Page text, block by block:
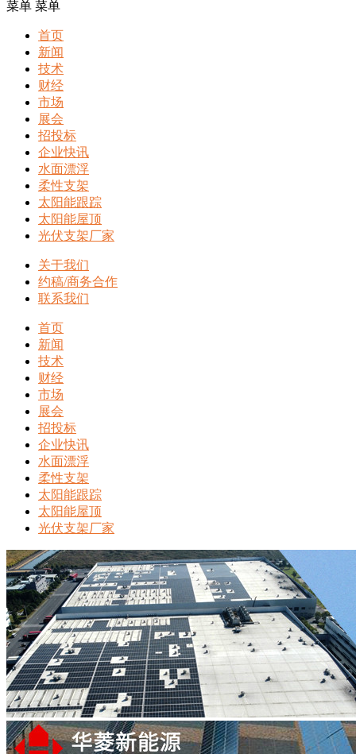
菜单 菜单
首页
新闻
技术
财经
市场
展会
招投标
企业快讯
水面漂浮
柔性支架
太阳能跟踪
太阳能屋顶
光伏支架厂家
关于我们
约稿/商务合作
联系我们
首页
新闻
技术
财经
市场
展会
招投标
企业快讯
水面漂浮
柔性支架
太阳能跟踪
太阳能屋顶
光伏支架厂家